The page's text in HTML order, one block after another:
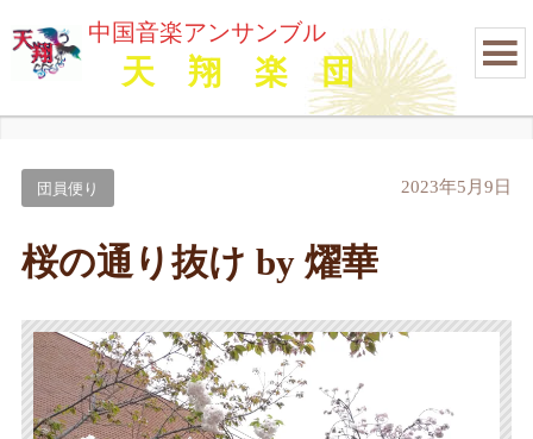
中国音楽アンサンブル
天 翔 楽 団
団員便り 2023年5月9日
桜の通り抜け by 燿華